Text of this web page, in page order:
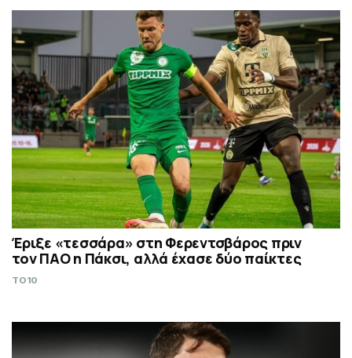
Έριξε «τεσσάρα» στη Φερεντσβάρος πριν
τον ΠΑΟ η Πάκσι, αλλά έχασε δύο παίκτες
TO10